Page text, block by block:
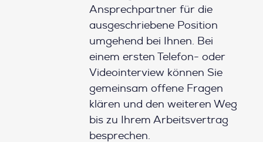
Ansprechpartner für die
ausgeschriebene Position
umgehend bei Ihnen. Bei
einem ersten Telefon- oder
Videointerview können Sie
gemeinsam offene Fragen
klären und den weiteren Weg
bis zu Ihrem Arbeitsvertrag
besprechen.